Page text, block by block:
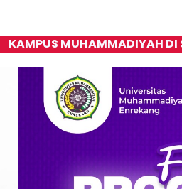
KAMPUS MUHAMMADIYAH DI